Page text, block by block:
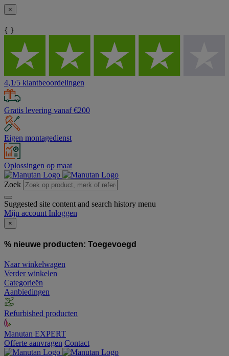
×
{ }
4,1/5 klantbeoordelingen
Gratis levering vanaf €200
Eigen montagedienst
Oplossingen op maat
Zoek
Suggested site content and search history menu
Mijn account Inloggen
×
% nieuwe producten: Toegevoegd
Naar winkelwagen
Verder winkelen
Categorieën
Aanbiedingen
Refurbished producten
Manutan EXPERT
Offerte aanvragen Contact